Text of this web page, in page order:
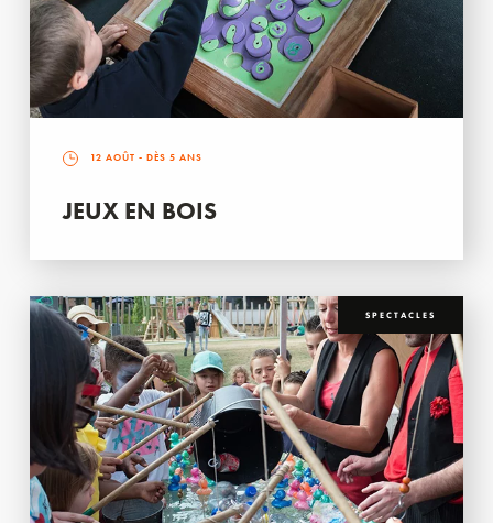
12 AOÛT - DÈS 5 ANS
JEUX EN BOIS
SPECTACLES